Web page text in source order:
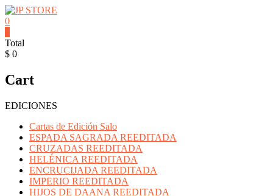
Saltar
contenido
STORE
al
de
Mitos
Leyendas
Productos
Pokemon
0
Total
$ 0
Cart
EDICIONES
Cartas de Edición Salo
ESPADA SAGRADA REEDITADA
CRUZADAS REEDITADA
HELÉNICA REEDITADA
ENCRUCIJADA REEDITADA
IMPERIO REEDITADA
HIJOS DE DAANA REEDITADA